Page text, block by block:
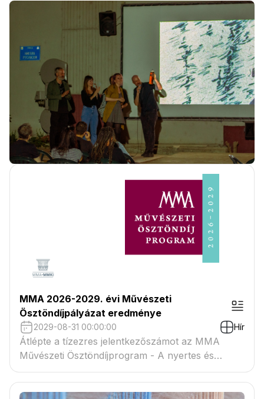
MMA 2026-2029. évi Művészeti
Ösztöndíjpályázat eredménye
2029-08-31 00:00:00 Hír
Átlépte a tízezres jelentkezőszámot az MMA
Művészeti Ösztöndíjprogram - A nyertes és
tartaléklistás pályázók névsora megtekinthető a
csatolmányban